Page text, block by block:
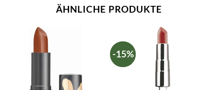
ÄHNLICHE PRODUKTE
-15%